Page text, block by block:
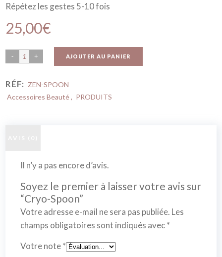
Répétez les gestes 5-10 fois
25,00€
AJOUTER AU PANIER
RÉF: ZEN-SPOON
Accessoires Beauté, PRODUITS
Il n’y a pas encore d’avis.
Soyez le premier à laisser votre avis sur
“Cryo-Spoon”
Votre adresse e-mail ne sera pas publiée. Les
champs obligatoires sont indiqués avec*
Votre note*